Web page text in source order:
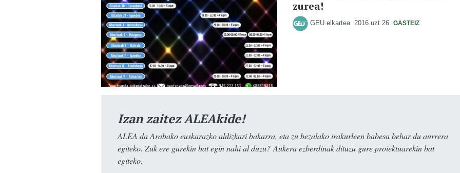
zurea!
GEU elkartea 2016 uzt 26 GASTEIZ
Izan zaitez ALEAkide!
ALEA da Arabako euskarazko aldizkari bakarra, eta zu bezalako irakurleen babesa behar du aurrera
egiteko. Zuk ere gurekin bat egin nahi al duzu? Aukera ezberdinak dituzu gure proiektuarekin bat
egiteko.